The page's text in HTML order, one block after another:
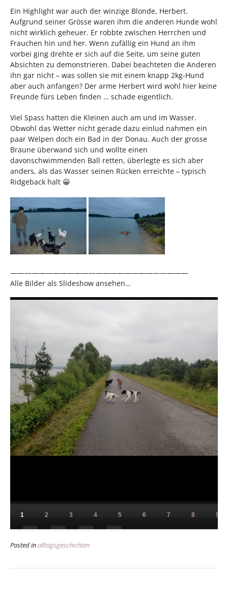
Ein Highlight war auch der winzige Blonde, Herbert.
Aufgrund seiner Grösse waren ihm die anderen Hunde wohl
nicht wirklich geheuer. Er robbte zwischen Herrchen und
Frauchen hin und her. Wenn zufällig ein Hund an ihm
vorbei ging drehte er sich auf die Seite, um seine guten
Absichten zu demonstrieren. Dabei beachteten die Anderen
ihn gar nicht – was sollen sie mit einem knapp 2kg-Hund
aber auch anfangen? Der arme Herbert wird wohl hier keine
Freunde fürs Leben finden … schade eigentlich.
Viel Spass hatten die Kleinen auch am und im Wasser.
Obwohl das Wetter nicht gerade dazu einlud nahmen ein
paar Welpen doch ein Bad in der Donau. Auch der grosse
Braune überwand sich und wollte einen
davonschwimmenden Ball retten, überlegte es sich aber
anders, als das Wasser seinen Rücken erreichte – typisch
Ridgeback halt 😀
—————————————————————————
Alle Bilder als Slideshow ansehen…
1 2 3 4 5 6 7 8 9
Posted inalltagsgeschichten